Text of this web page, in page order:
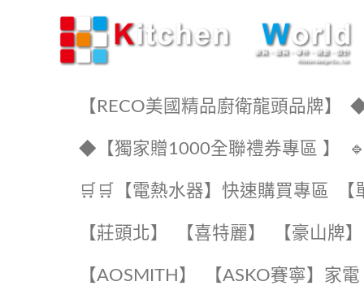
【RECO美國精品廚衛龍頭品牌】 ◆
◆【獨家贈1000全聯禮券專區 】
🛒🛒【電熱水器】快速購買專區
【莊頭北】 【喜特麗】 【豪山牌】
【AOSMITH】 【ASKO賽寧】家電